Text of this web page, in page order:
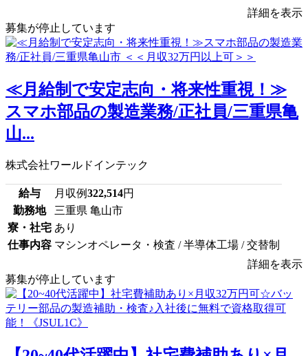
詳細を表示
募集が停止しています
≪月給制で安定志向・将来性重視！≫
スマホ部品の製造業務/正社員/三重県亀
山...
株式会社ワールドインテック
給与 月収例322,514円
勤務地
三重県 亀山市
寮・社宅 あり
仕事内容 マシンオペレータ・検査 / 半導体工場 / 交替制
詳細を表示
募集が停止しています